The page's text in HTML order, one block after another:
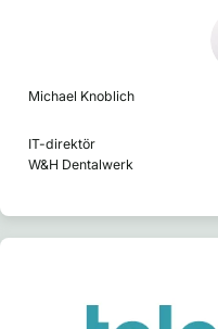
Michael Knoblich
IT-direktör
W&H Dentalwerk